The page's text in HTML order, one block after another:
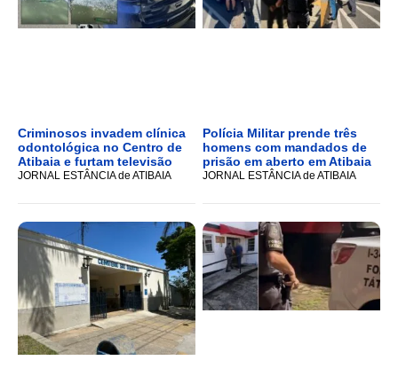
Criminosos invadem clínica
odontológica no Centro de
Atibaia e furtam televisão
JORNAL ESTÂNCIA de ATIBAIA
Polícia Militar prende três
homens com mandados de
prisão em aberto em Atibaia
JORNAL ESTÂNCIA de ATIBAIA